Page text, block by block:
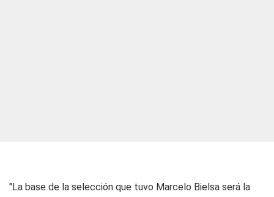
"La base de la selección que tuvo Marcelo Bielsa será la